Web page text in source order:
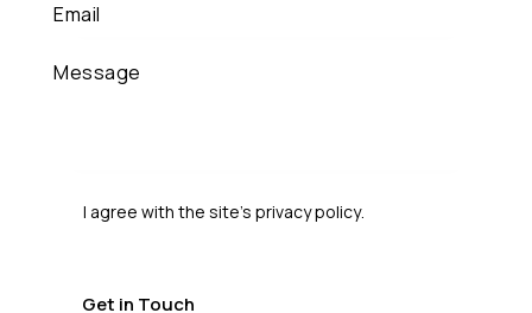
I agree with the site’sprivacy policy.